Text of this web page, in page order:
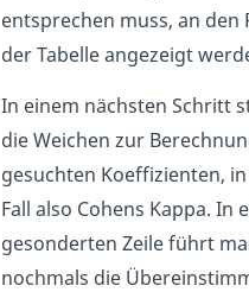
entsprechen muss, an den
der Tabelle angezeigt
In einem nächsten Schritt
die Weichen zur
gesuchten Koeffizienten,
Fall also Cohens Kappa. In
gesonderten Zeile führt
nochmals die